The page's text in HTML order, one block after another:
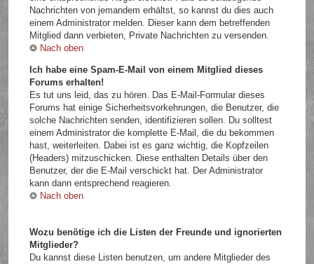
Nachrichten von jemandem erhältst, so kannst du dies auch
einem Administrator melden. Dieser kann dem betreffenden
Mitglied dann verbieten, Private Nachrichten zu versenden.
Nach oben
Ich habe eine Spam-E-Mail von einem Mitglied dieses
Forums erhalten!
Es tut uns leid, das zu hören. Das E-Mail-Formular dieses
Forums hat einige Sicherheitsvorkehrungen, die Benutzer, die
solche Nachrichten senden, identifizieren sollen. Du solltest
einem Administrator die komplette E-Mail, die du bekommen
hast, weiterleiten. Dabei ist es ganz wichtig, die Kopfzeilen
(Headers) mitzuschicken. Diese enthalten Details über den
Benutzer, der die E-Mail verschickt hat. Der Administrator
kann dann entsprechend reagieren.
Nach oben
Wozu benötige ich die Listen der Freunde und ignorierten
Mitglieder?
Du kannst diese Listen benutzen, um andere Mitglieder des